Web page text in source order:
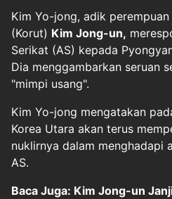
Kim Yo-jong, adik
(Korut) Kim Jong-un,
Serikat (AS) kepada
Dia menggambarkan seruan
"mimpi usang".
Kim Yo-jong mengatakan
Korea Utara akan terus
nuklirnya dalam menghadapi
AS.
Baca Juga: Kim Jong-un